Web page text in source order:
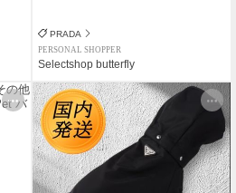
PRADA
PERSONAL SHOPPER
Selectshop butterfly